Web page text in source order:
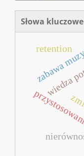
Słowa kluczowe
wiedza
zabawa
retention